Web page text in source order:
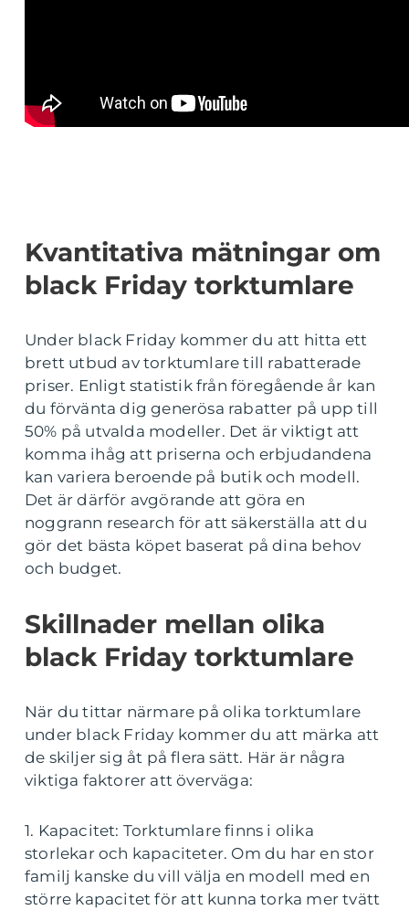
Kvantitativa mätningar om
black Friday torktumlare
Under black Friday kommer du att hitta ett
brett utbud av torktumlare till rabatterade
priser. Enligt statistik från föregående år kan
du förvänta dig generösa rabatter på upp till
50% på utvalda modeller. Det är viktigt att
komma ihåg att priserna och erbjudandena
kan variera beroende på butik och modell.
Det är därför avgörande att göra en
noggrann research för att säkerställa att du
gör det bästa köpet baserat på dina behov
och budget.
Skillnader mellan olika
black Friday torktumlare
När du tittar närmare på olika torktumlare
under black Friday kommer du att märka att
de skiljer sig åt på flera sätt. Här är några
viktiga faktorer att överväga:
1. Kapacitet: Torktumlare finns i olika
storlekar och kapaciteter. Om du har en stor
familj kanske du vill välja en modell med en
större kapacitet för att kunna torka mer tvätt